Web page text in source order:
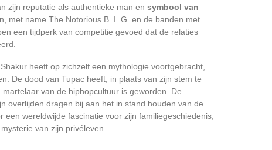
zijn reputatie als authentieke man en symbool van
met name The Notorious B. I. G. en de banden met
een tijdperk van competitie gevoed dat de relaties
heeft op zichzelf een mythologie voortgebracht,
De dood van Tupac heeft, in plaats van zijn stem te
van de hiphopcultuur is geworden. De
overlijden dragen bij aan het in stand houden van de
wereldwijde fascinatie voor zijn familiegeschiedenis,
van zijn privéleven.